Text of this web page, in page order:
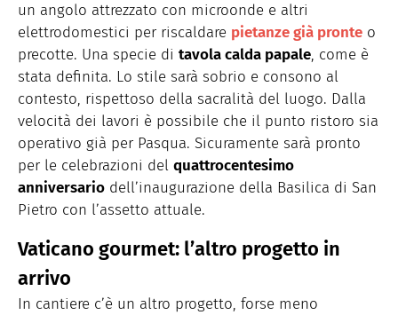
un angolo attrezzato con microonde e altri
elettrodomestici per riscaldare pietanze già pronte o
precotte. Una specie di tavola calda papale, come è
stata definita. Lo stile sarà sobrio e consono al
contesto, rispettoso della sacralità del luogo. Dalla
velocità dei lavori è possibile che il punto ristoro sia
operativo già per Pasqua. Sicuramente sarà pronto
per le celebrazioni del quattrocentesimo
anniversario dell’inaugurazione della Basilica di San
Pietro con l’assetto attuale.
Vaticano gourmet: l’altro progetto in
arrivo
In cantiere c’è un altro progetto, forse meno